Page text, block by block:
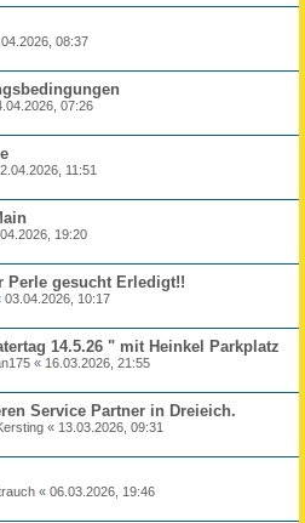
08:37
07:26
11:51
19:20
Perle gesucht Erledigt!!
03.04.2026, 10:17
14.5.26 " mit Heinkel Parkplatz
« 16.03.2026, 21:55
Service Partner in Dreieich.
« 13.03.2026, 09:31
« 06.03.2026, 19:46